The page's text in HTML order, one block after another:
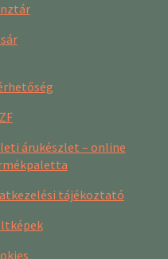
árukészlet – online
tájékoztató